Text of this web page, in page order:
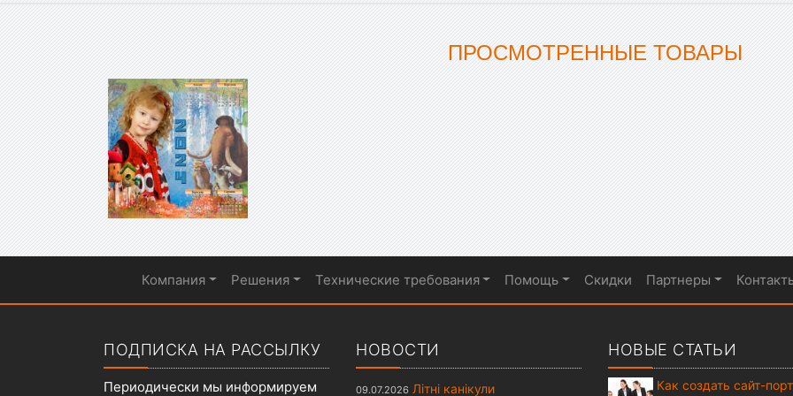
ПРОСМОТРЕННЫЕ ТОВАРЫ
Показать меню
Компания Решения Технические требования Помощь Скидки Партнеры
ПОДПИСКА НА РАССЫЛКУ
Периодически мы информируем
НОВОСТИ
09.07.2026 Літні канікули
НОВЫЕ СТАТЬИ
Как создать сайт-